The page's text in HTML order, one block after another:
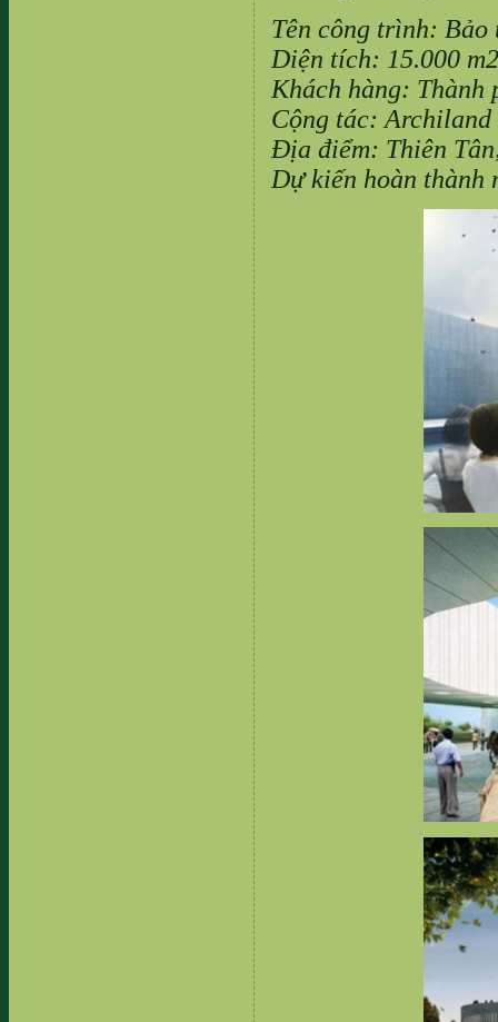
Tên công trình: Bảo
Diện tích: 15.000
Khách hàng: Thành
Cộng tác:
Địa điểm: Thiên
Dự kiến hoàn thành